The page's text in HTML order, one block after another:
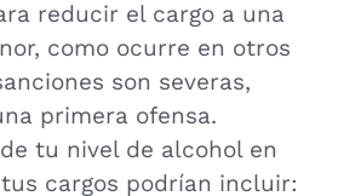
reducir el cargo a una
como ocurre en otros
son severas,
primera ofensa.
tu nivel de alcohol en
tus cargos podrían incluir: